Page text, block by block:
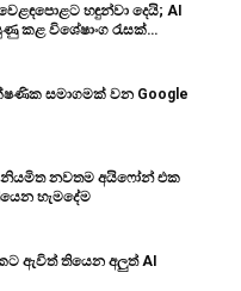
හඳුන්වා දෙයි; AI
කළ විශේෂාංග රැසක්…
සමාගමක් වන Google
නියමිත නවතම අයිෆෝන් එක
හැමදේම
ඇවිත් තියෙන අලුත් AI